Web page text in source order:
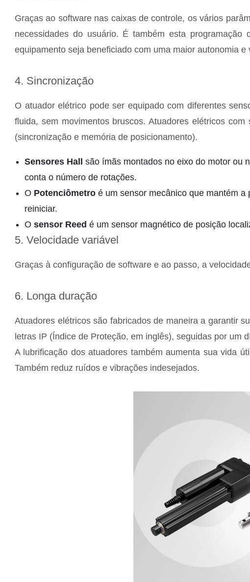
Graças ao software nas caixas de controle, os vários
necessidades do usuário. É também esta
equipamento seja beneficiado com uma maior autonomia e
4. Sincronização
O atuador elétrico pode ser equipado com diferentes
fluida, sem movimentos bruscos. Atuadores elétricos
(sincronização e memória de posicionamento).
Sensores Hall
são ímãs montados no eixo do motor ou
conta o número de rotações.
O Potenciômetroé um sensor mecânico que mantém a
reiniciar.
O sensor Reed é um sensor magnético de posição
5. Velocidade variável
Graças à configuração de software e ao passo, a
6. Longa duração
Atuadores elétricos são fabricados de maneira a garantir
letras IP (Índice de Proteção, em inglês), seguidas por
A lubrificação dos atuadores também aumenta sua vida
Também reduz ruídos e vibrações indesejados.